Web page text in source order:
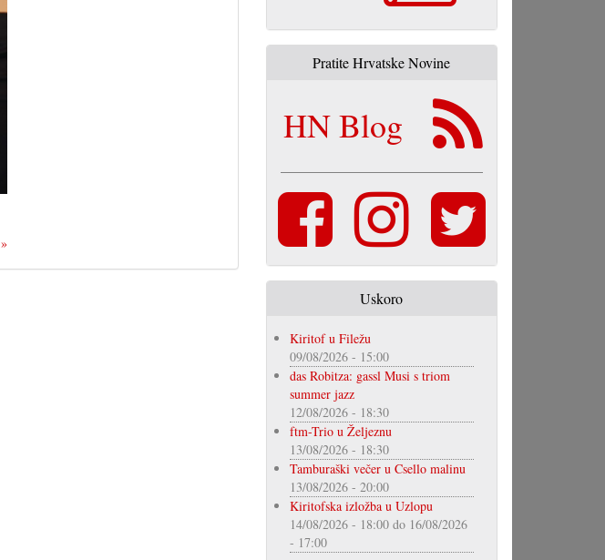
Pratite Hrvatske Novine
HN Blog
Uskoro
Kiritof u Filežu
09/08/2026 - 15:00
das Robitza: gassl Musi s triom
summer jazz
12/08/2026 - 18:30
ftm-Trio u Željeznu
13/08/2026 - 18:30
Tamburaški večer u Csello malinu
13/08/2026 - 20:00
Kiritofska izložba u Uzlopu
14/08/2026 - 18:00do 16/08/2026
- 17:00